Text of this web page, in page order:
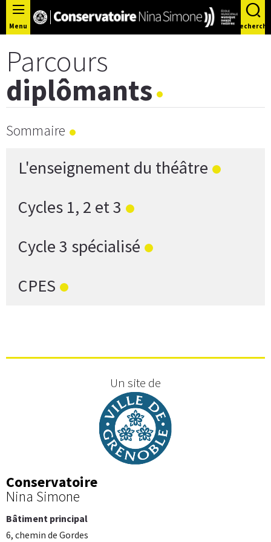
Panneau de gestion des cookies
Menu Recherche
Parcours
diplômants
Sommaire
L'enseignement du théâtre
Cycles 1, 2 et 3
Cycle 3 spécialisé
CPES
Un site de
Conservatoire
Nina Simone
Bâtiment principal
6, chemin de Gordes